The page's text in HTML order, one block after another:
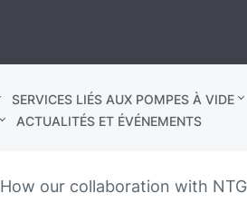
SERVICES LIÉS AUX POMPES À VIDE
ACTUALITÉS ET ÉVÉNEMENTS
How our collaboration with